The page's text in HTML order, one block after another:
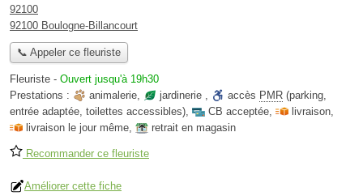
92100
92100 Boulogne-Billancourt
📞 Appeler ce fleuriste
Fleuriste - Ouvert jusqu'à 19h30
Prestations :
animalerie, jardinerie , accès PMR (parking,
entrée adaptée, toilettes accessibles), CB acceptée, livraison,
livraison le jour même, retrait en magasin
Recommander ce fleuriste
Améliorer cette fiche